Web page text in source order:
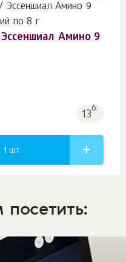
Амино 9
13б.
шт.